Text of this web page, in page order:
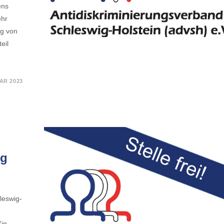
von
2023